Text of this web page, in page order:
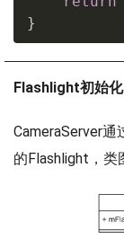
}
Flashlight初始化
CameraServer通
的Flashlight，类